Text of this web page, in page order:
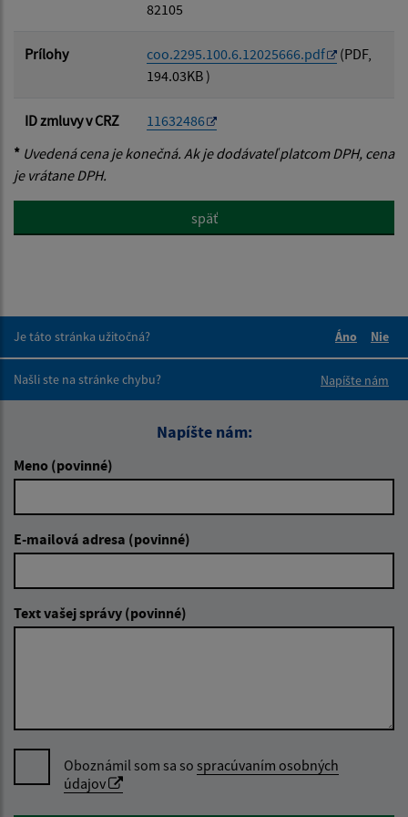
82105
Prílohy coo.2295.100.6.12025666.pdf
(PDF,
194.03KB )
ID zmluvy v CRZ
11632486
* Uvedená cena je konečná. Ak je dodávateľ platcom DPH, cena
je vrátane DPH.
späť
Je táto stránka užitočná?
Áno
Nie
Našli ste na stránke chybu?
Napíšte nám
Napíšte nám:
Meno (povinné)
E-mailová adresa (povinné)
Text vašej správy (povinné)
Oboznámil som sa so spracúvaním osobných
údajov